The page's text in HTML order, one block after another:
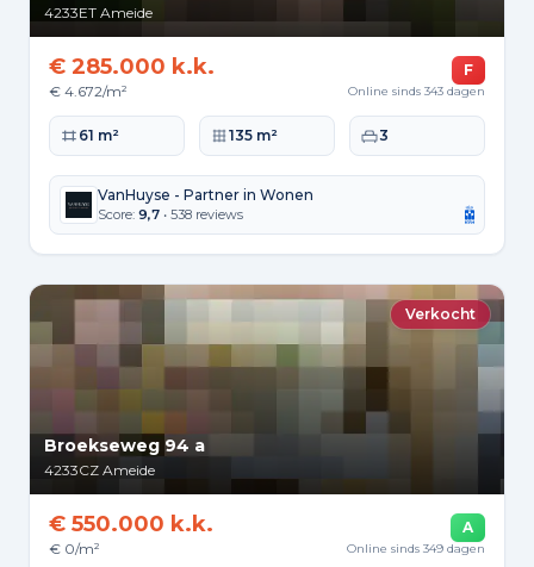
4233ET Ameide
€ 285.000 k.k.
€ 4.672/m²
F
Online sinds 343 dagen
Woonoppervlakte
61 m² Perceeloppervlakte
135 m² Slaapkamers
3
VanHuyse - Partner in Wonen
Score: 9,7 • 538 reviews
Verkocht
Broekseweg 94 a
4233CZ Ameide
€ 550.000 k.k.
€ 0/m²
A
Online sinds 349 dagen